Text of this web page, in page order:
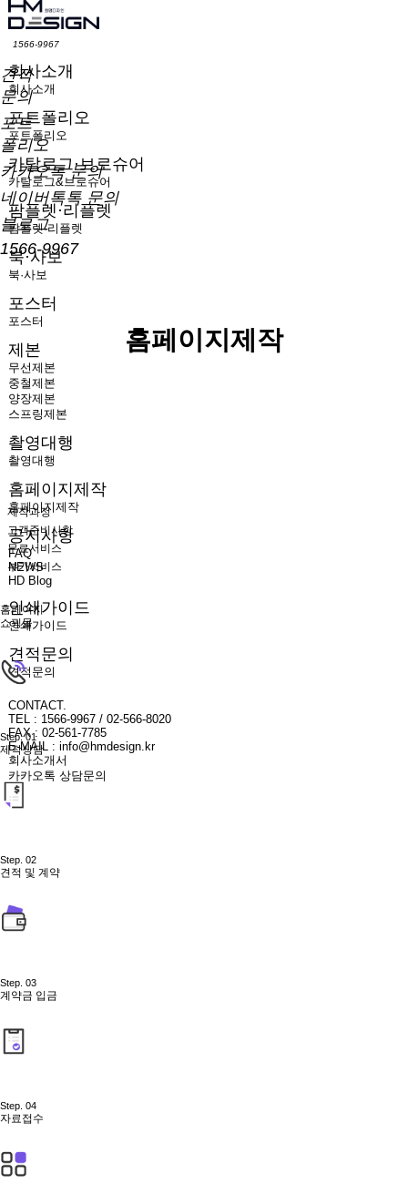
1566-9967
회사소개
회사소개
포트폴리오
포트폴리오
카탈로그·브로슈어
카탈로그&브로슈어
팜플렛·리플렛
팜플렛·리플렛
북·사보
북·사보
포스터
포스터
제본
무선제본
중철제본
양장제본
스프링제본
촬영대행
촬영대행
홈페이지제작
홈페이지제작
공지사항
FAQ
NEWS
HD Blog
인쇄가이드
인쇄가이드
견적문의
견적문의
CONTACT.
TEL : 1566-9967 / 02-566-8020
FAX : 02-561-7785
E-MAIL : info@hmdesign.kr
회사소개서
카카오톡 상담문의
견적
문의
포트
폴리오
카카오톡 문의
네이버톡톡 문의
블로그
1566-9967
홈페이지제작
제작과정
고객준비사항
무료서비스
부가서비스
홈페이지
쇼핑몰
Step. 01
제작상담
Step. 02
견적 및 계약
Step. 03
계약금 입금
Step. 04
자료접수